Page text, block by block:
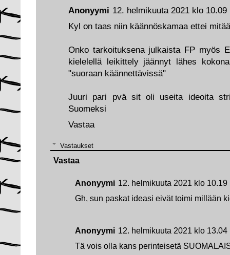
Anonyymi 12. helmikuuta 2021 klo 10.09
Kyl on taas niin käännöskamaa ettei
Onko tarkoituksena julkaista FP myös
kielelellä leikittely jäännyt lähes
"suoraan käännettävissä"
Juuri pari pvä sit oli useita ideoita
Suomeksi
Vastaa
Vastaukset
Anonyymi 12. helmikuuta 2021 klo 10.19
Gh, sun paskat ideasi eivät toimi millään
Anonyymi 12. helmikuuta 2021 klo 13.04
Tä vois olla kans perinteisetä
Vastaa